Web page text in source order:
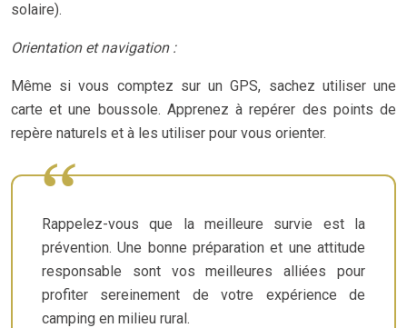
solaire).
Orientation et navigation :
Même si vous comptez sur un GPS, sachez utiliser une
carte et une boussole. Apprenez à repérer des points de
repère naturels et à les utiliser pour vous orienter.
Rappelez-vous que la meilleure survie est la
prévention. Une bonne préparation et une attitude
responsable sont vos meilleures alliées pour
profiter sereinement de votre expérience de
camping en milieu rural.